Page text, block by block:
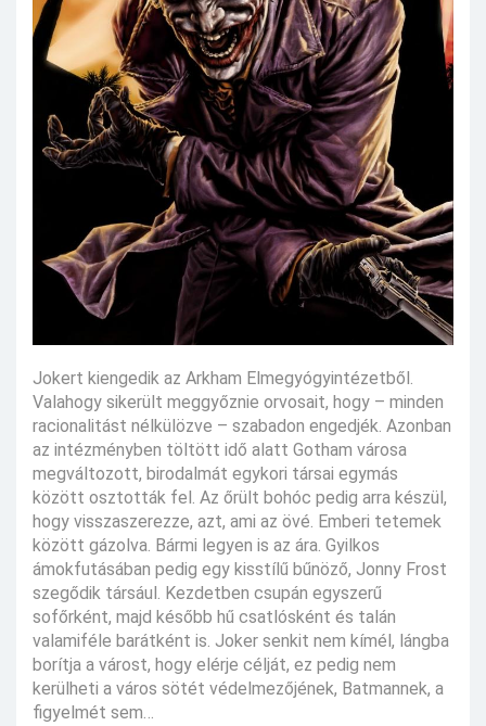
Jokert kiengedik az Arkham Elmegyógyintézetből.
Valahogy sikerült meggyőznie orvosait, hogy – minden
racionalitást nélkülözve – szabadon engedjék. Azonban
az intézményben töltött idő alatt Gotham városa
megváltozott, birodalmát egykori társai egymás
között osztották fel. Az őrült bohóc pedig arra készül,
hogy visszaszerezze, azt, ami az övé. Emberi tetemek
között gázolva. Bármi legyen is az ára. Gyilkos
ámokfutásában pedig egy kisstílű bűnöző, Jonny Frost
szegődik társául. Kezdetben csupán egyszerű
sofőrként, majd később hű csatlósként és talán
valamiféle barátként is. Joker senkit nem kímél, lángba
borítja a várost, hogy elérje célját, ez pedig nem
kerülheti a város sötét védelmezőjének, Batmannek, a
figyelmét sem…